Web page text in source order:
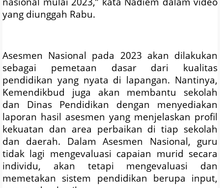
yang diunggah Rabu.
Asesmen Nasional pada 2023 akan dilakukan
sebagai pemetaan dasar dari kualitas
pendidikan yang nyata di lapangan. Nantinya,
Kemendikbud juga akan membantu sekolah
dan Dinas Pendidikan dengan menyediakan
laporan hasil asesmen yang menjelaskan profil
kekuatan dan area perbaikan di tiap sekolah
dan daerah. Dalam Asesmen Nasional, guru
tidak lagi mengevaluasi capaian murid secara
individu, akan tetapi mengevaluasi dan
memetakan sistem pendidikan berupa input,